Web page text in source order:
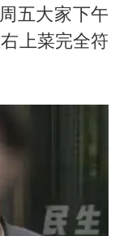
五大家下午
上菜完全符